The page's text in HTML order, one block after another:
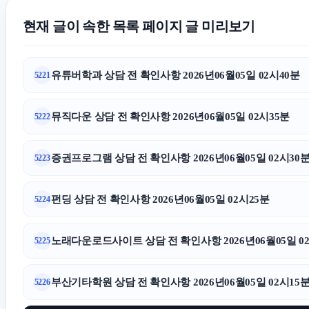
현재 글이 속한 목록 페이지 글 미리보기
5221 유튜버학과 상담 전 확인사항 2026년06월05일 02시40분
5222뮤직다운 상담 전 확인사항 2026년06월05일 02시35분
5223증권프로그램 상담 전 확인사항 2026년06월05일 02시30
5224펀딩 상담 전 확인사항 2026년06월05일 02시25분
5225 노래다운로드사이트 상담 전 확인사항 2026년06월05일
5226부산기타학원 상담 전 확인사항 2026년06월05일 02시15